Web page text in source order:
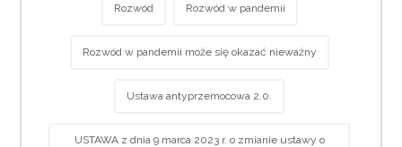
Rozwód Rozwód w pandemii
Rozwód w pandemii może się okazać nieważny
Ustawa antyprzemocowa 2.0.
USTAWA z dnia 9 marca 2023 r. o zmianie ustawy o